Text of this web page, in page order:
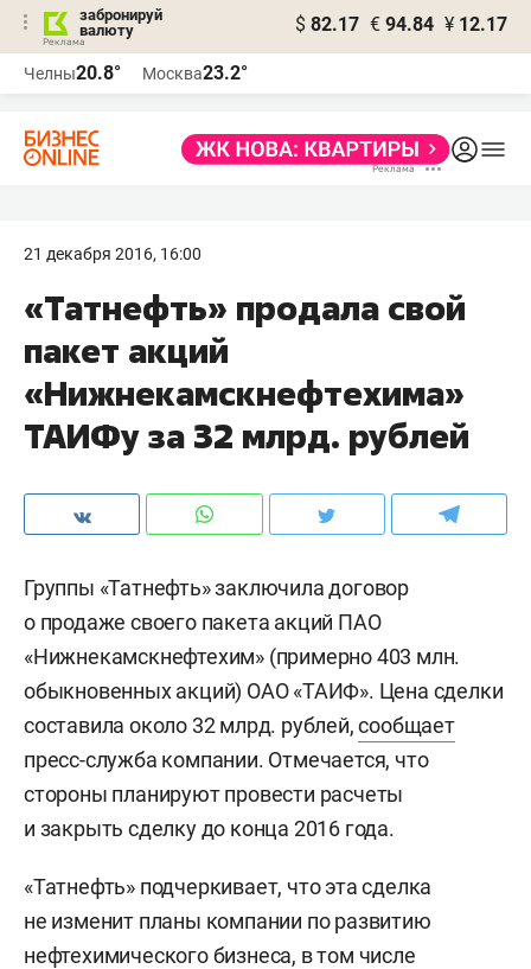
забронируй
валюту
$ 82.17 € 94.84 ¥ 12.17
Челны20.8° Москва23.2°
21 декабря 2016, 16:00
«Татнефть» продала свой
пакет акций
«Нижнекамскнефтехима»
ТАИФу за 32 млрд. рублей
Группы «Татнефть» заключила договор
о продаже своего пакета акций ПАО
«Нижнекамскнефтехим» (примерно 403 млн.
обыкновенных акций) ОАО «ТАИФ». Цена сделки
составила около 32 млрд. рублей,сообщает
пресс-служба компании. Отмечается, что
стороны планируют провести расчеты
и закрыть сделку до конца 2016 года.
«Татнефть» подчеркивает, что эта сделка
не изменит планы компании по развитию
нефтехимического бизнеса, в том числе